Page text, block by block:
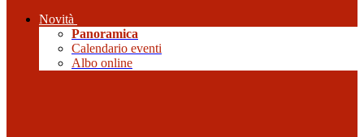
Novità
Panoramica
Calendario eventi
Albo online